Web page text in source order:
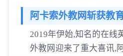
阿卡索外教网斩获教
2019年伊始,知名的在线
外教网迎来了重大喜讯,